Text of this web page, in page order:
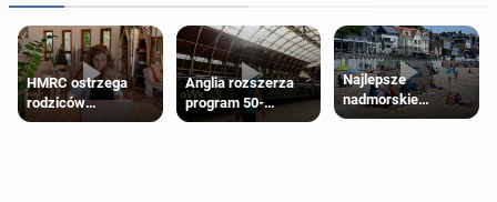
HMRC ostrzega
rodziców
pobierających Child
Anglia rozszerza
program 50-
procentowych
Najlepsze
nadmorskie
miasteczko blisko